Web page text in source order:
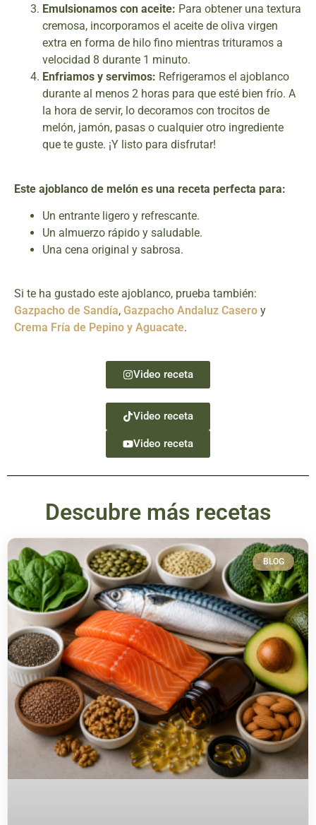
Emulsionamos con aceite: Para obtener una textura
cremosa, incorporamos el aceite de oliva virgen
extra en forma de hilo fino mientras trituramos a
velocidad 8 durante 1 minuto.
Enfriamos y servimos: Refrigeramos el ajoblanco
durante al menos 2 horas para que esté bien frío. A
la hora de servir, lo decoramos con trocitos de
melón, jamón, pasas o cualquier otro ingrediente
que te guste. ¡Y listo para disfrutar!
Este ajoblanco de melón es una receta perfecta para:
Un entrante ligero y refrescante.
Un almuerzo rápido y saludable.
Una cena original y sabrosa.
Si te ha gustado este ajoblanco, prueba también:
Gazpacho de Sandía, Gazpacho Andaluz Casero y
Crema Fría de Pepino y Aguacate.
Video receta
Video receta
Video receta
Descubre más recetas
BLOG